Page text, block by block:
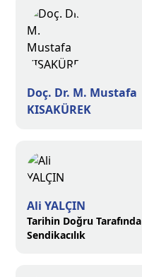
Doç. Dr. M. Mustafa
KISAKÜREK
Ali YALÇIN
Tarihin Doğru Tarafında
Sendikacılık